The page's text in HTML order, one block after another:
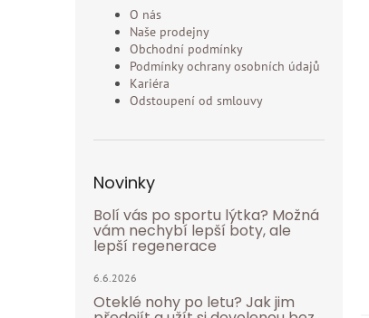
O nás
Naše prodejny
Obchodní podmínky
Podmínky ochrany osobních údajů
Kariéra
Odstoupení od smlouvy
Novinky
Bolí vás po sportu lýtka? Možná
vám nechybí lepší boty, ale
lepší regenerace
6.6.2026
Oteklé nohy po letu? Jak jim